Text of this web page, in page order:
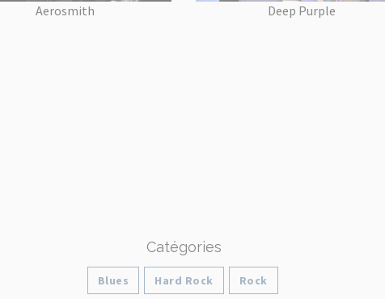
Aerosmith Deep Purple
Catégories
Blues Hard Rock Rock